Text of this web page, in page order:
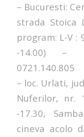
– Bucuresti:
strada Stoica
program: L-V :
-14.00) –
0721.140.805
– loc. Urlati,
Nuferilor, nr.
-17.30,
cineva acolo